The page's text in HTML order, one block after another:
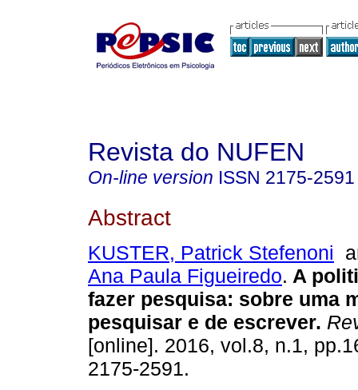
Revista do NUFEN
On-line version ISSN 2175-2591
Abstract
KUSTER, Patrick Stefenoni
Ana Paula Figueiredo. A
fazer pesquisa: sobre uma
pesquisar e de escrever.
[online]. 2016, vol.8, n.1,
2175-2591.